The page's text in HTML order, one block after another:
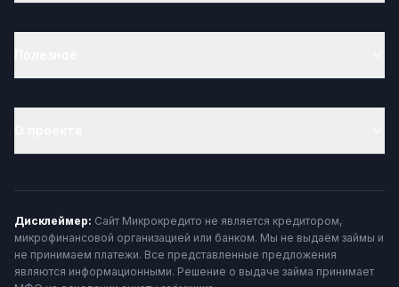
Дисклеймер: Сайт Микрокредито не является кредитором,
микрофинансовой организацией или банком. Мы не выдаём займы и
не принимаем платежи. Все представленные предложения
являются информационными. Решение о выдаче займа принимает